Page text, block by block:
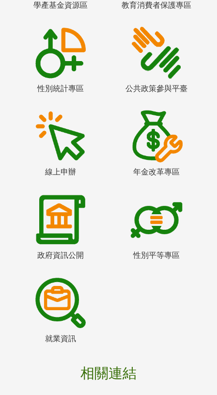
學產基金資源區 教育消費者保護專區
性別統計專區 公共政策參與平臺
線上申辦 年金改革專區
政府資訊公開 性別平等專區
就業資訊
相關連結